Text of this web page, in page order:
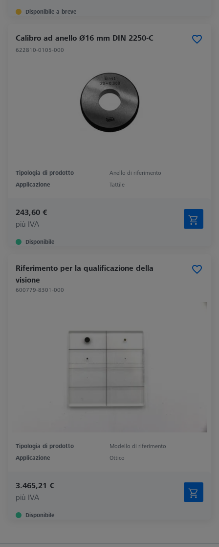
Disponibile a breve
Calibro ad anello Ø16 mm DIN 2250-C
622810-0105-000
Tipologia di prodotto
Anello di riferimento
Applicazione
Tattile
243,60 €
più IVA
Disponibile
Riferimento per la qualificazione della
visione
600779-8301-000
Tipologia di prodotto
Modello di riferimento
Applicazione
Ottico
3.465,21 €
più IVA
Disponibile